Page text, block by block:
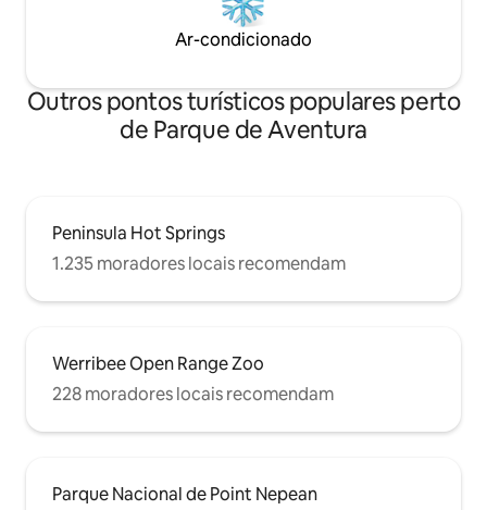
estação de trem de Geelong via ônibus
(30 min). O aeroporto de Avalon fica a 45
ônibus para Point Lonsdale. Por favor,
confirme a disponibilidade antes de
fazer um pedido de reserva, pois nós o
alugamos através de outros pontos de
Ar-condicionado
Outros pontos turísticos populares perto
de Parque de Aventura
Peninsula Hot Springs
1.235 moradores locais recomendam
Werribee Open Range Zoo
228 moradores locais recomendam
Parque Nacional de Point Nepean